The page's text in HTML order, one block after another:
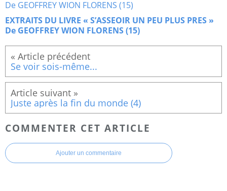
EXTRAITS DU LIVRE « S’ASSEOIR UN PEU PLUS PRES »
De GEOFFREY WION FLORENS (15)
Se voir sois-même...
Juste après la fin du monde (4)
COMMENTER CET ARTICLE
Ajouter un commentaire